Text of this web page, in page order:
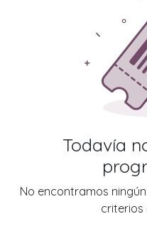
Todavía
No encontramos
criterios